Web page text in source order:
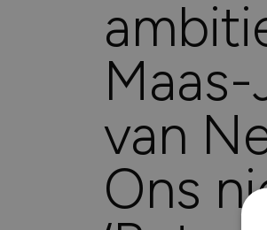
Welk type service
Alleen leveren
van
Ons